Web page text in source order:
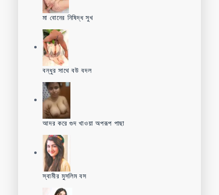
মা বোনের নিষিদ্ধ সুখ
বন্ধুর সাথে বউ বদল
আদর করে গুদ খাওয়া অপরূপ পাছা
স্বামীর মুসলিম বস